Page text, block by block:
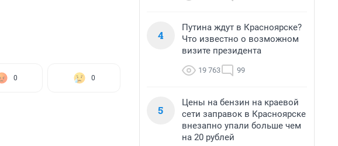
0 0
4
Путина ждут в Красноярске?
Что известно о возможном
визите президента
19 763 99
5
Цены на бензин на краевой
сети заправок в Красноярске
внезапно упали больше чем
на 20 рублей